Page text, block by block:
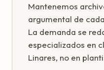
Mantenemos
argumental de
La demanda se
especializados en
Linares, no en